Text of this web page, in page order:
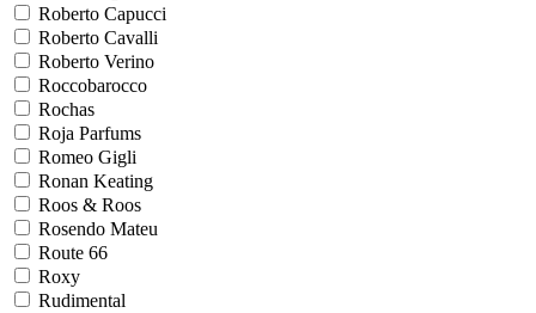
Roberto Capucci
Roberto Cavalli
Roberto Verino
Roccobarocco
Rochas
Roja Parfums
Romeo Gigli
Ronan Keating
Roos & Roos
Rosendo Mateu
Route 66
Roxy
Rudimental